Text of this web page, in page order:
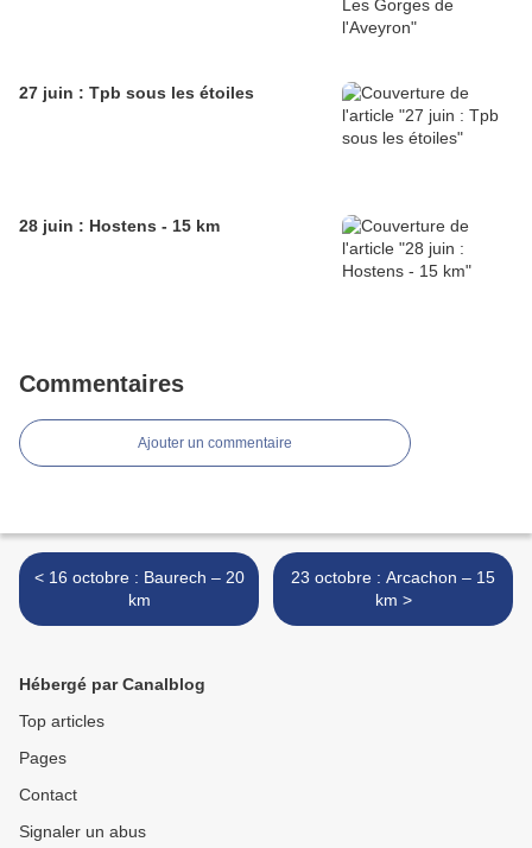
27 juin : Tpb sous les étoiles
28 juin : Hostens - 15 km
Commentaires
Ajouter un commentaire
< 16 octobre : Baurech – 20
km
23 octobre : Arcachon – 15
km >
Hébergé par Canalblog
Top articles
Pages
Contact
Signaler un abus